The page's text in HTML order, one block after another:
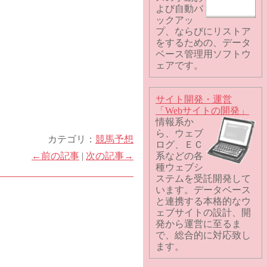
カテゴリ： 競馬予想
←前の記事 | 次の記事→
よび自動バ
ックアッ
プ、ならびにリストア
をするための、データ
ベース管理用ソフトウ
ェアです。
サイト開発・運営
「Webサイトの開発」
情報系か
ら、ウェブ
ログ、ＥＣ
系などの各
種ウェブシ
ステムを受託開発して
います。データベース
と連携する本格的なウ
ェブサイトの設計、開
発から運営に至るま
で、総合的に対応致し
ます。